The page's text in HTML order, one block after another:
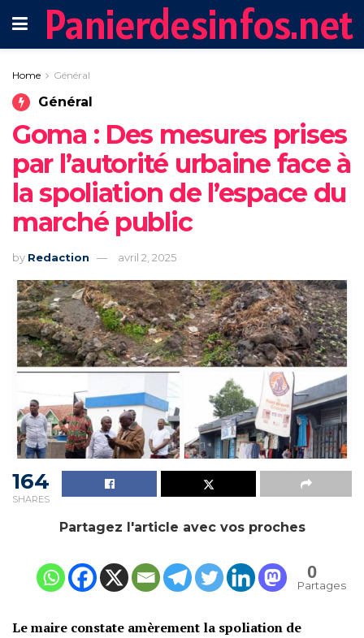
Panierdesinfos.net
Home Général
Général
Goma : Des mesures prises
par l’autorité urbaine face à
la spoliation de l’espace du
marché public
by Redaction avril 2, 2025
164
SHARES
Partagez l'article avec vos proches
0
Partages
Le maire constate amèrement la spoliation de